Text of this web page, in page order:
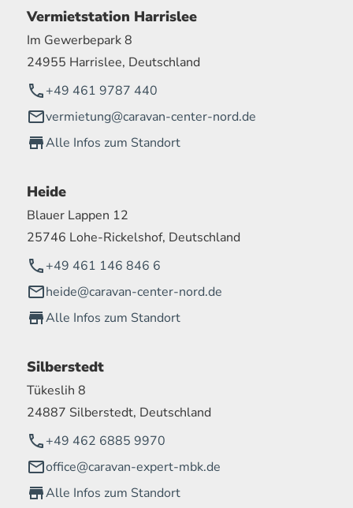
Vermietstation Harrislee
Im Gewerbepark 8
24955 Harrislee, Deutschland
+49 461 9787 440
vermietung@caravan-center-nord.de
Alle Infos zum Standort
Heide
Blauer Lappen 12
25746 Lohe-Rickelshof, Deutschland
+49 461 146 846 6
heide@caravan-center-nord.de
Alle Infos zum Standort
Silberstedt
Tükeslih 8
24887 Silberstedt, Deutschland
+49 462 6885 9970
office@caravan-expert-mbk.de
Alle Infos zum Standort